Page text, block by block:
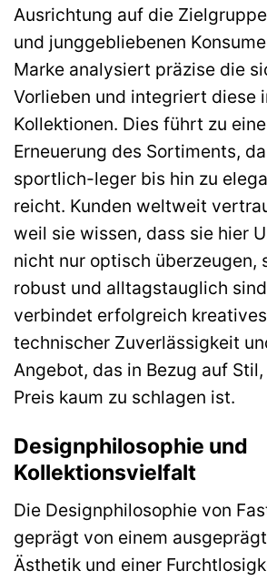
Ausrichtung auf die
und junggebliebenen
Marke analysiert präzise die
Vorlieben und integriert diese
Kollektionen. Dies führt zu
Erneuerung des Sortiments,
sportlich-leger bis hin zu
reicht. Kunden weltweit
weil sie wissen, dass sie hier
nicht nur optisch überzeugen,
robust und alltagstauglich
verbindet erfolgreich
technischer Zuverlässigkeit
Angebot, das in Bezug auf
Preis kaum zu schlagen ist.
Designphilosophie und
Kollektionsvielfalt
Die Designphilosophie von
geprägt von einem
Ästhetik und einer